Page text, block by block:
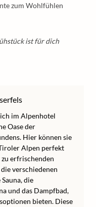
zum Wohlfühlen
ist für dich
im Alpenhotel
Oase der
Hier können sie
Alpen perfekt
erfrischenden
verschiedenen
die
und das Dampfbad,
bieten. Diese